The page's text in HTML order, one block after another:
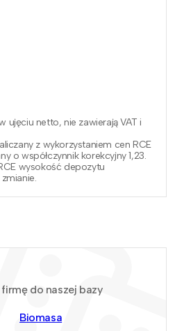
ujęciu netto, nie zawierają VAT i
z wykorzystaniem cen RCE
o współczynnik korekcyjny 1,23.
wysokość depozytu
do naszej bazy
Biomasa